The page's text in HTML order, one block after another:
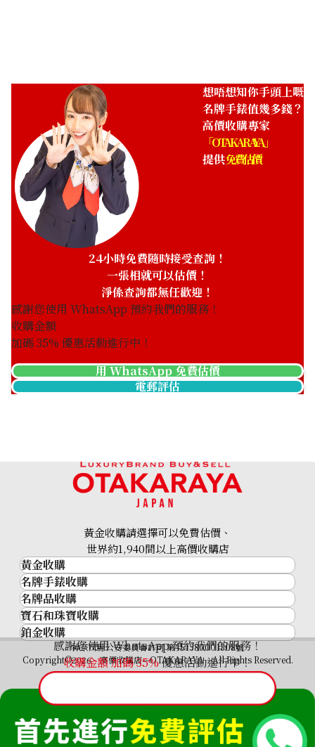
想唔想知你手頭上嘅
名牌手錶值幾多錢？
高價收購專家
「OTAKARAYA」
提供免費估價
24小時免費隨時接受查詢！
一張相就可以估價！
淨係查詢都無任歡迎！
感謝您使用 WhatsApp 預約我們的服務！
收購金額
加碼35% 優惠活動進行中！
用 WhatsApp 免費估價
電郵評估
感謝您使用 WhatsApp 預約我們的服務！
收購金額 加碼35%優惠活動進行中！
黃金收購請選擇可以免費估價、
世界約1,940間以上高價收購店
黃金收購
黃金･金條
金條
金幣及銀幣
過去十年黃金價格
金飾
金戒指
金頸鍊
名牌手錶收購
名牌手錶收購
勞力士 (Rolex)
Patek Philippe
Audemars Piguet
Vacheron Constantin
A. Lange & Söhne
Breguet
名牌品收購
名牌品收購
HERMES
LOUIS VUITTON
CHANEL
卡地亞（Cartier）
CELINE
FENDI
Christian Dior
寶石和珠寶收購
寶石和珠寶
祖母綠
藍寶石
紅寶石
鉑金收購
神奈川縣公安委員會許可 第451380001308號
Copyright©2026 高價收購店—OTAKARAYA All Rights Reserved.